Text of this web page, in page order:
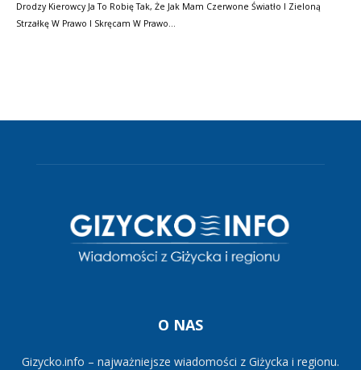
Drodzy Kierowcy Ja To Robię Tak, Że Jak Mam Czerwone Światło I Zieloną
Strzałkę W Prawo I Skręcam W Prawo…
O NAS
Gizycko.info – najważniejsze wiadomości z Giżycka i regionu.